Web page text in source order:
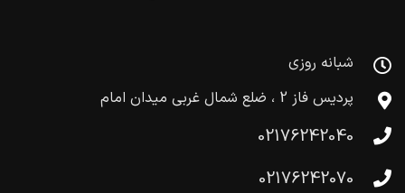
شبانه روزی
پردیس فاز 2 ، ضلع شمال غربی میدان امام
02176242040
02176242070